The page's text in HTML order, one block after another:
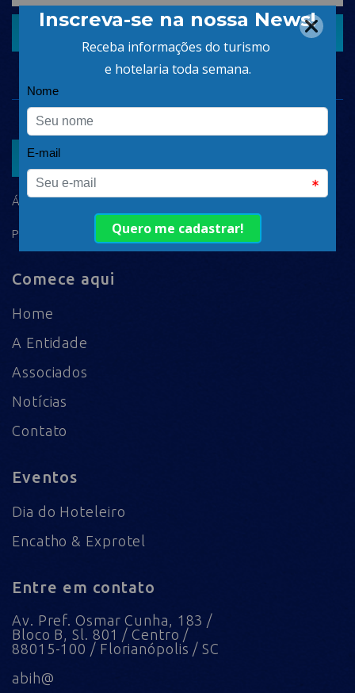
ÁREA DO ASSOCIADO
POLÍTICA DE PRIVACIDADE
Comece aqui
Home
A Entidade
Associados
Notícias
Contato
Eventos
Dia do Hoteleiro
Encatho & Exprotel
Entre em contato
Av. Pref. Osmar Cunha, 183 /
Bloco B, Sl. 801 / Centro /
88015-100 / Florianópolis / SC
abih@